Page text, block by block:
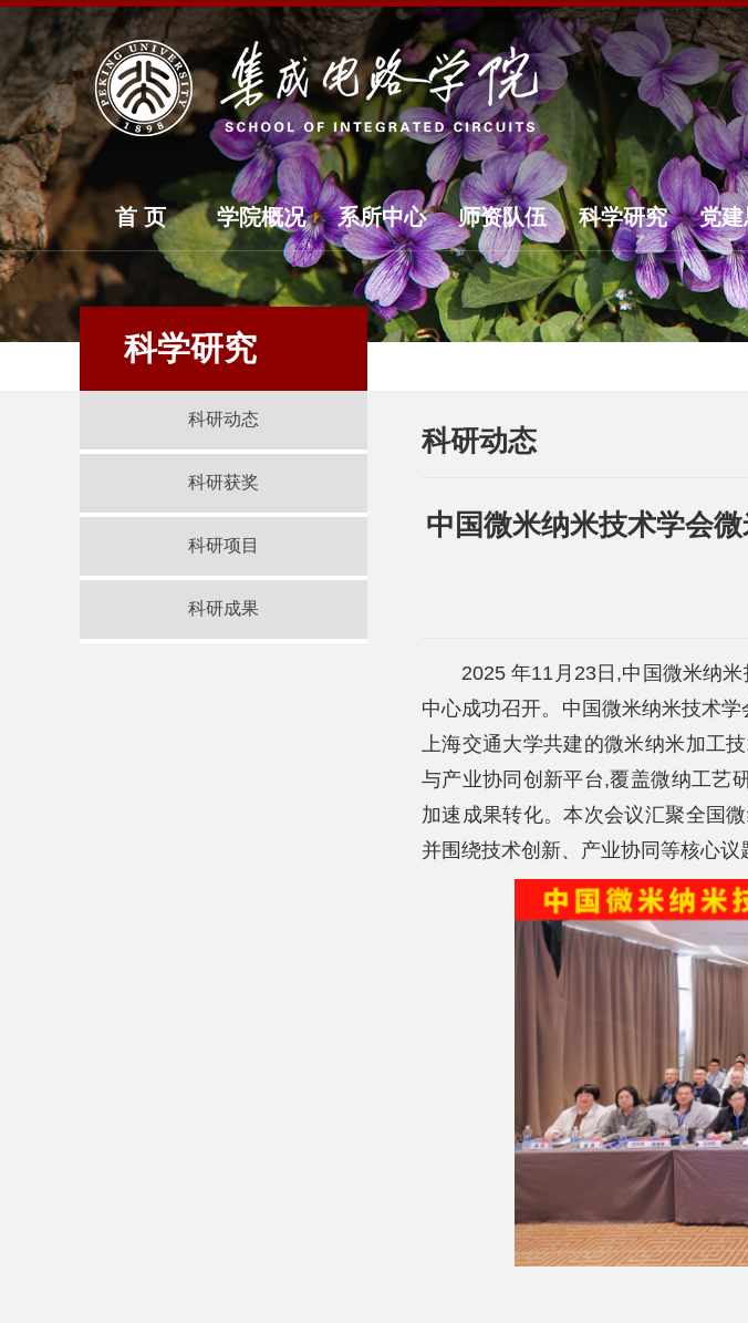
首 页 学院概况 系所中心 师资队伍 科学研究 党
科学研究
科研动态
科研获奖
科研项目
科研成果
科研动态
中国微米纳米技术学会
2025 年11月23日,中国微米纳
中心成功召开。中国微米纳米技术
上海交通大学共建的微米纳米加工
与产业协同创新平台,覆盖微纳工艺
加速成果转化。本次会议汇聚全国
并围绕技术创新、产业协同等核心议